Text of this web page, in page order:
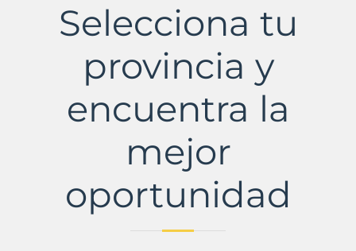
Municipio
Murbalands
Selecciona tu
provincia y
encuentra la
mejor
oportunidad